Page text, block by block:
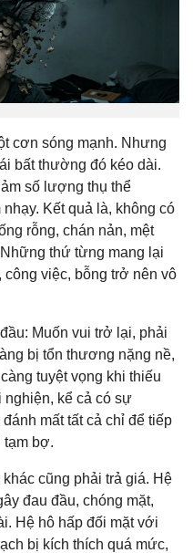
cơn sóng mạnh. Nhưng
bất thường đó kéo dài.
số lượng thụ thể
Kết quả là, không có
rỗng, chán nản, mệt
thứ từng mang lại
việc, bỗng trở nên vô
Muốn vui trở lại, phải
bị tổn thương nặng nề,
tuyệt vọng khi thiếu
kể cả có sự
mất tất cả chỉ để tiếp
tạm bợ.
cũng phải trả giá. Hệ
đau đầu, chóng mặt,
Hệ hô hấp đối mặt với
bị kích thích quá mức,